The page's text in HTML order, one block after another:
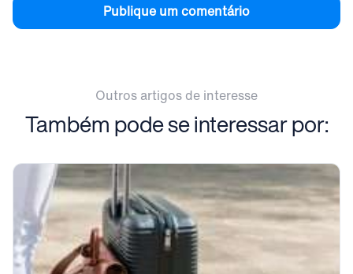
Publique um comentário
Outros artigos de interesse
Também pode se interessar por: